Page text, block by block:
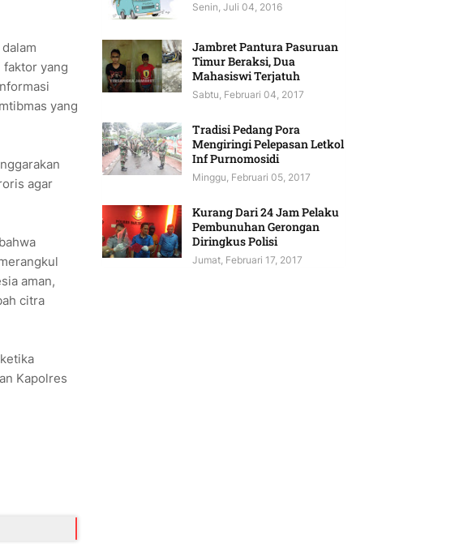
faktor yang
yang
agar
aman,
citra
Kapolres
Senin, Juli 04, 2016
Jambret Pantura Pasuruan
Timur Beraksi, Dua
Mahasiswi Terjatuh
Sabtu, Februari 04, 2017
Tradisi Pedang Pora
Mengiringi Pelepasan Letkol
Inf Purnomosidi
Minggu, Februari 05, 2017
Kurang Dari 24 Jam Pelaku
Pembunuhan Gerongan
Diringkus Polisi
Jumat, Februari 17, 2017